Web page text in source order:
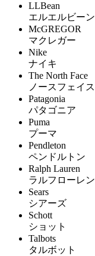
LLBean
エルエルビーン
McGREGOR
マクレガー
Nike
ナイキ
The North Face
ノースフェイス
Patagonia
パタゴニア
Puma
プーマ
Pendleton
ペンドルトン
Ralph Lauren
ラルフローレン
Sears
シアーズ
Schott
ショット
Talbots
タルボット